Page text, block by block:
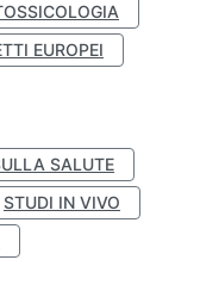
EUROPEI
SALUTE
STUDI IN VIVO